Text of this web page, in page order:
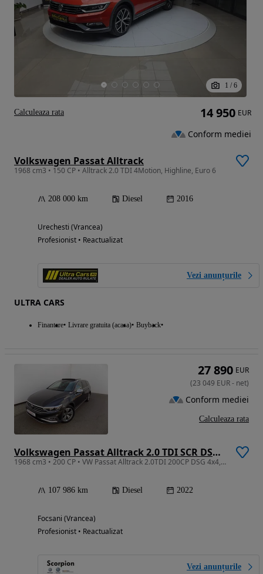
1 / 6
Volkswagen Passat Alltrack
1968 cm3 • 150 CP • Alltrack 2.0 TDI 4Motion, Highline, Euro 6
208 000 km Diesel 2016
Urechesti (Vrancea)
Profesionist • Reactualizat
Vezi anunțurile
ULTRA CARS
Finantare Livrare gratuita (acasa) Buyback
14 950 EUR
Conform mediei
Calculeaza rata
Volkswagen Passat Alltrack 2.0 TDI SCR DSG 4Motion
1968 cm3 • 200 CP • VW Passat Alltrack 2.0TDI 200CP DSG 4x4, LED Matrix, Trapa, Navigatie
107 986 km Diesel 2022
Focsani (Vrancea)
Profesionist • Reactualizat
Vezi anunțurile
27 890 EUR
(23 049 EUR- net)
Conform mediei
Calculeaza rata